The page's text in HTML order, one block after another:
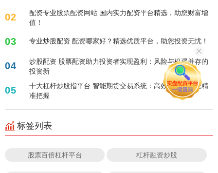
02
配资专业股票配资网站 国内实力配资平台精选，助您财富增
值！
03 专业炒股配资 配资哪家好？精选优质平台，助您投资无忧！
04
炒股配资 股票配资助力投资者实现盈利：风险与机遇并存的
投资新
05
十大杠杆炒股指平台 智能期货交易系统：高效便捷，助您精
准把握
标签列表
股票百倍杠杆平台 杠杆融资炒股